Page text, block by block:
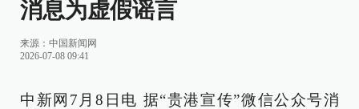
消息为虚假谣言
来源： 中国新闻网
2026-07-08 09:41
中新网7月8日电 据“贵港宣传”微信公众号消